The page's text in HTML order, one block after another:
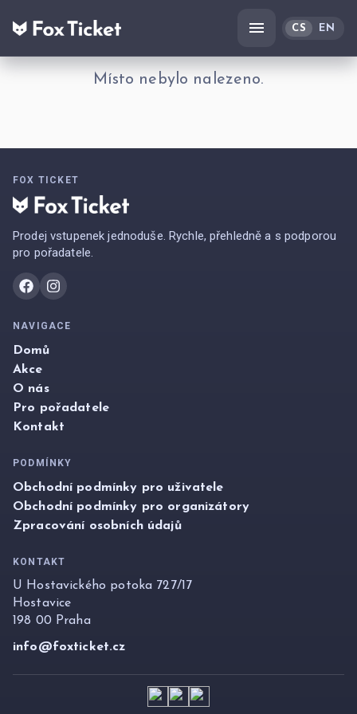
CS EN
Místo nebylo nalezeno.
FOX TICKET
Prodej vstupenek jednoduše. Rychle, přehledně a s podporou
pro pořadatele.
NAVIGACE
Domů
Akce
O nás
Pro pořadatele
Kontakt
PODMÍNKY
Obchodní podmínky pro uživatele
Obchodní podmínky pro organizátory
Zpracování osobních údajů
KONTAKT
U Hostavického potoka 727/17
Hostavice
198 00 Praha
info@foxticket.cz